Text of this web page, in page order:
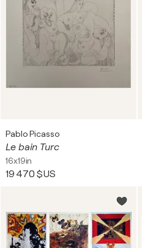
Pablo Picasso
Le bain Turc
16x19in
19 470 $US